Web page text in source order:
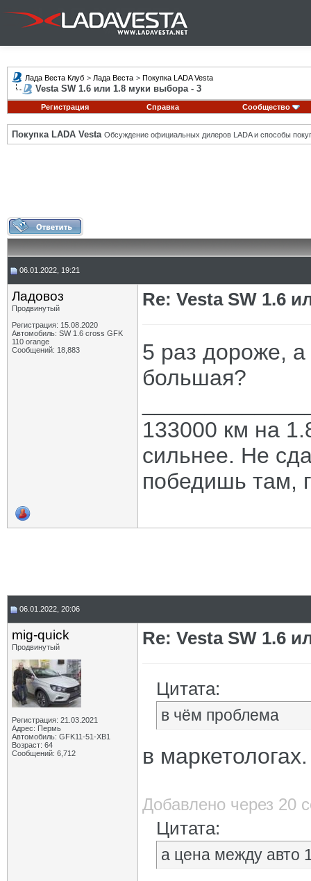
Лада Веста Клуб > Лада Веста > Покупка LADA Vesta
Vesta SW 1.6 или 1.8 муки выбора - 3
Регистрация Справка Сообщество
Покупка LADA Vesta Обсуждение официальных дилеров LADA и способы
06.01.2022, 19:21
Ладовоз
Продвинутый
Регистрация: 15.08.2020
Автомобиль: SW 1.6 cross GFK
110 orange
Сообщений: 18,883
Re: Vesta SW 1.6
5 раз дороже,
большая?
133000 км на
сильнее. Не
победишь там,
06.01.2022, 20:06
mig-quick
Продвинутый
Регистрация: 21.03.2021
Адрес: Пермь
Автомобиль: GFK11-51-ХВ1
Возраст: 64
Сообщений: 6,712
Re: Vesta SW 1.6
Цитата:
в чём проблема
в маркетологах.
Добавлено через 20
Цитата:
а цена между авто